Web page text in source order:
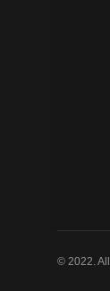
© 2022.